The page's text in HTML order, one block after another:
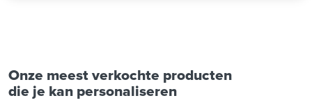
Onze meest verkochte producten
die je kan personaliseren